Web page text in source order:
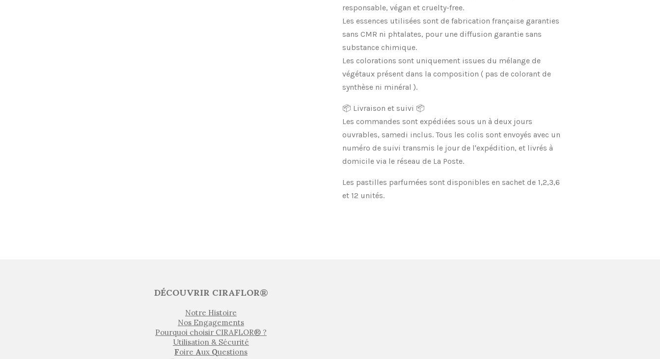
responsable, végan et cruelty-free.
Les essences utilisées sont de fabrication française garanties
sans CMR ni phtalates, pour une diffusion garantie sans
substance chimique.
Les colorations sont uniquement issues du mélange de
végétaux présent dans la composition ( pas de colorant de
synthèse ni minéral ).
📦 Livraison et suivi 📦
Les commandes sont expédiées sous un à deux jours
ouvrables, samedi inclus. Tous les colis sont envoyés avec un
numéro de suivi transmis le jour de l'expédition, et livrés à
domicile via le réseau de La Poste.
Les pastilles parfumées sont disponibles en sachet de 1,2,3,6
et 12 unités.
DÉCOUVRIR CIRAFLOR®
Notre Histoire
Nos Engagements
Pourquoi choisir CIRAFLOR® ?
Utilisation & Sécurité
Foire Aux Questions